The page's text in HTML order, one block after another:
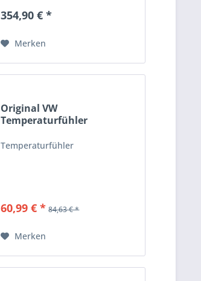
354,90 € *
Merken
Original VW
Temperaturfühler
Temperaturfühler
60,99 € * 84,63 € *
Merken